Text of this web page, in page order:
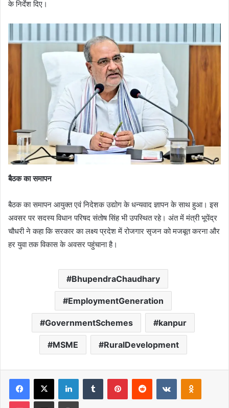
के निर्देश दिए।
बैठक का समापन
बैठक का समापन आयुक्त एवं निदेशक उद्योग के धन्यवाद ज्ञापन के साथ हुआ। इस
अवसर पर सदस्य विधान परिषद संतोष सिंह भी उपस्थित रहे। अंत में मंत्री भूपेंद्र
चौधरी ने कहा कि सरकार का लक्ष्य प्रदेश में रोजगार सृजन को मजबूत करना और
हर युवा तक विकास के अवसर पहुंचाना है।
BhupendraChaudhary
EmploymentGeneration
GovernmentSchemes kanpur
MSME RuralDevelopment
Facebook
X LinkedInTumblr PinterestReddit VKontakte
Pocket Share via Email Print